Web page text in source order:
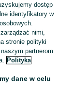
zmianowa,
z
bez
dostęp
identyfikatory w
nimi,
stronie polityki
partnerom
Polityka
dane w celu